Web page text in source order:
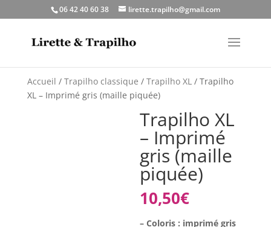
06 42 40 60 38 lirette.trapilho@gmail.com
Accueil / Trapilho classique / Trapilho XL/ Trapilho
XL – Imprimé gris (maille piquée)
Trapilho XL
– Imprimé
gris (maille
piquée)
10,50€
– Coloris : imprimé gris